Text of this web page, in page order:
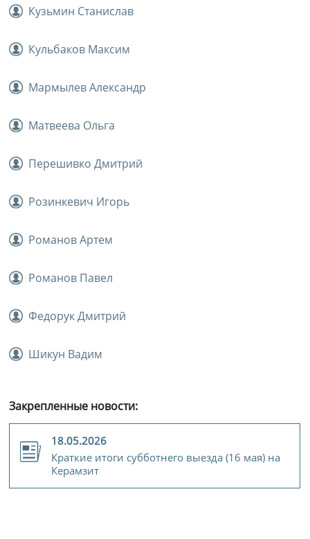
Кузьмин Станислав
Кульбаков Максим
Мармылев Александр
Матвеева Ольга
Перешивко Дмитрий
Розинкевич Игорь
Романов Артем
Романов Павел
Федорук Дмитрий
Шикун Вадим
Закрепленные новости:
18.05.2026
Краткие итоги субботнего выезда (16 мая) на
Керамзит